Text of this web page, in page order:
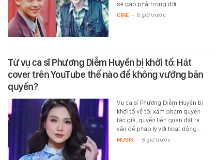
sẽ gặp phải trong đời.
CINE - 6 giờ trước
Từ vụ ca sĩ Phương Diễm Huyền bị khởi tố: Hát
cover trên YouTube thế nào để không vướng bản
quyền?
Vụ ca sĩ Phương Diễm Huyền bị
khởi tố về tội xâm phạm quyền
tác giả, quyền liên quan đặt ra
vấn đề pháp lý với hoạt động…
MUSIK - 6 giờ trước